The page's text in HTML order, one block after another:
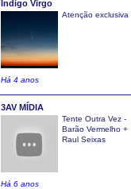
Indigo Virgo
Atenção exclusiva
Há 4 anos
3AV MÍDIA
Tente Outra Vez -
Barão Vermelho +
Raul Seixas
Há 6 anos